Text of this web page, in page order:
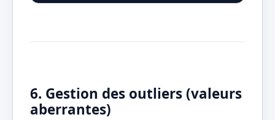
6. Gestion des outliers (valeurs
aberrantes)